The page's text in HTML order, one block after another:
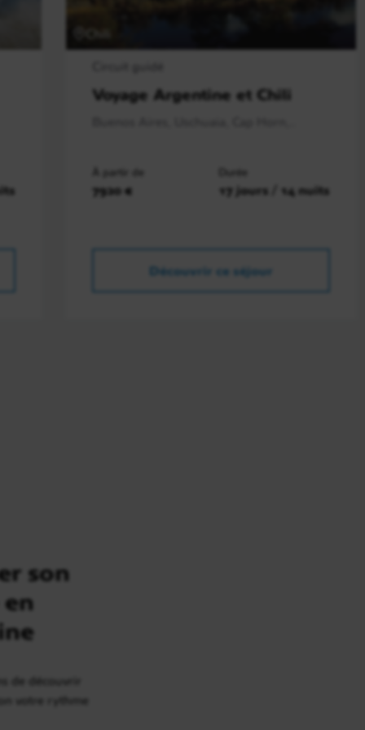
Voyage Argentine et Chili
À partir de
7920 €
Durée
17 jours / 14 nuits
Découvrir ce séjour
son
de découvrir
votre rythme